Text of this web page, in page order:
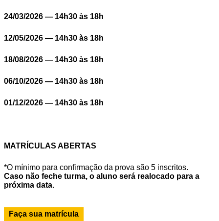
24/03/2026 — 14h30 às 18h
12/05/2026 — 14h30 às 18h
18/08/2026 — 14h30 às 18h
06/10/2026 — 14h30 às 18h
01/12/2026 — 14h30 às 18h
MATRÍCULAS ABERTAS
*O mínimo para confirmação da prova são 5 inscritos.
Caso não feche turma, o aluno será realocado para a
próxima data.
Faça sua matrícula